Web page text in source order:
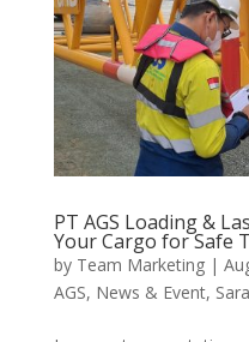
PT AGS Loading &
Your Cargo for Safe
by Team Marketing|
AGS, News & Event,